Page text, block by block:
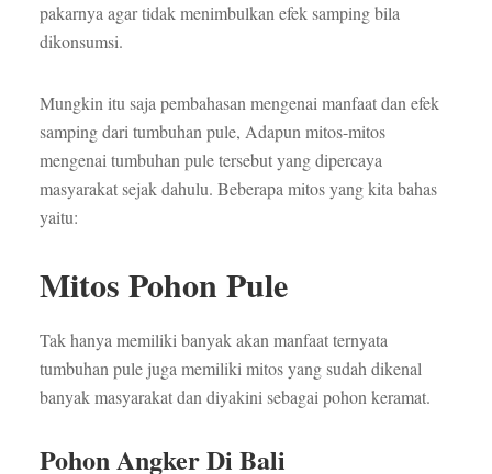
pakarnya agar tidak menimbulkan efek samping bila
dikonsumsi.
Mungkin itu saja pembahasan mengenai manfaat dan efek
samping dari tumbuhan pule, Adapun mitos-mitos
mengenai tumbuhan pule tersebut yang dipercaya
masyarakat sejak dahulu. Beberapa mitos yang kita bahas
yaitu:
Mitos Pohon Pule
Tak hanya memiliki banyak akan manfaat ternyata
tumbuhan pule juga memiliki mitos yang sudah dikenal
banyak masyarakat dan diyakini sebagai pohon keramat.
Pohon Angker Di Bali